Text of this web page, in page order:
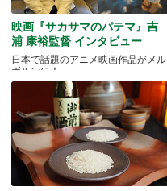
映画『サカサマのパテマ』吉
浦 康裕監督 インタビュー
日本で話題のアニメ映画作品がメル
ボルンに！